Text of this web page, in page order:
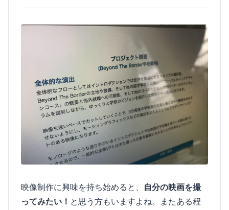
映像制作に興味を持ち始めると、 自分の映画を撮
ってみたい！ と思う方もいますよね。またある程